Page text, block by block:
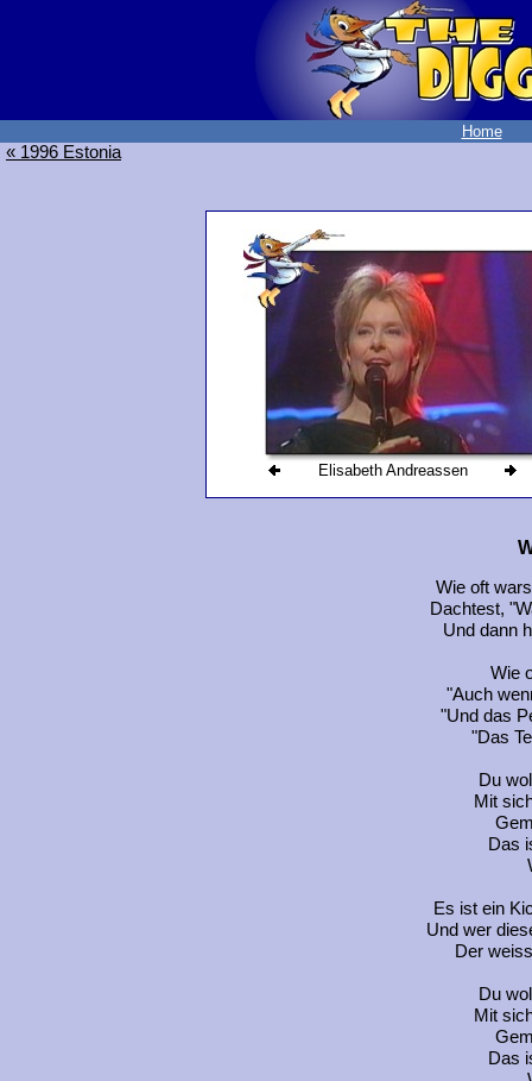
Home
« 1996 Estonia
Elisabeth Andreassen
Wie oft
Dachtest,
Und dann
Wie
"Auch
"Und das
"Das
Du
Mit
Das
Es ist ein
Und wer
Der
Du
Mit
Das